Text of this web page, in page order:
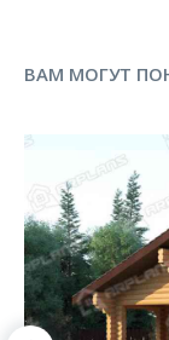
ВАМ МОГУТ